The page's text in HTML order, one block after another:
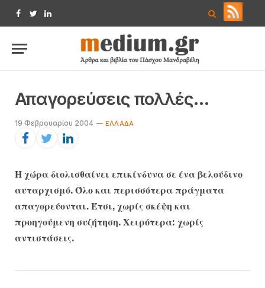
Facebook
TwitterLinkedIn
Απαγορεύσεις πολλές…
19 Φεβρουαρίου 2004 EΛΛΆΔΑ
Η χώρα διολισθαίνει επικίνδυνα σε ένα βελούδινο
αυταρχισμό. Όλο και περισσότερα πράγματα
απαγορεύονται. Έτσι, χωρίς σκέψη και
προηγούμενη συζήτηση. Χειρότερα: χωρίς
αντιστάσεις.